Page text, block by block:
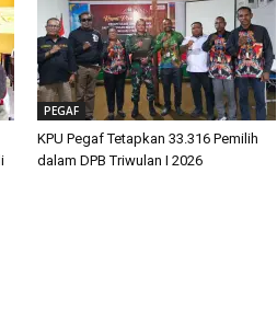
PEGAF
KPU Pegaf Tetapkan 33.316 Pemilih
dalam DPB Triwulan I 2026